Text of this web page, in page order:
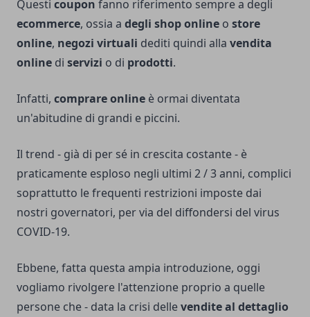
Questi coupon fanno riferimento sempre a degli
ecommerce, ossia a degli shop online o store
online, negozi virtuali dediti quindi alla vendita
online di servizi o di prodotti.
Infatti, comprare online è ormai diventata
un'abitudine di grandi e piccini.
Il trend - già di per sé in crescita costante - è
praticamente esploso negli ultimi 2 / 3 anni, complici
soprattutto le frequenti restrizioni imposte dai
nostri governatori, per via del diffondersi del virus
COVID-19.
Ebbene, fatta questa ampia introduzione, oggi
vogliamo rivolgere l'attenzione proprio a quelle
persone che - data la crisi dellevendite al dettaglio